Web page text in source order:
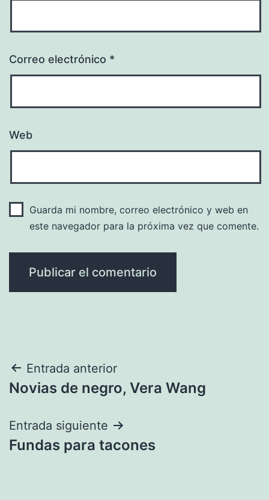
Correo electrónico *
Web
Guarda mi nombre, correo electrónico y web en
este navegador para la próxima vez que comente.
Navegación
de
entradas
Entrada anterior
Novias de negro, Vera Wang
Entrada siguiente
Fundas para tacones